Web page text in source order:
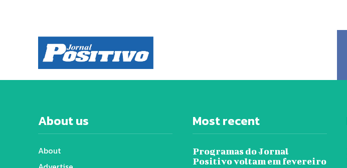
About us
About
Most recent
Programas do Jornal
Positivo voltam em fevereiro